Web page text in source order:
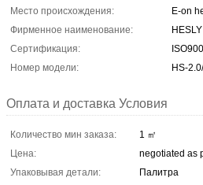
Место происхождения:
E-on
Фирменное наименование:
HESLY
Сертификация:
Номер модели:
HS-
Оплата и доставка Условия
Количество мин заказа:
1 ㎡
Цена:
negotiated as
Упаковывая детали:
Палитра